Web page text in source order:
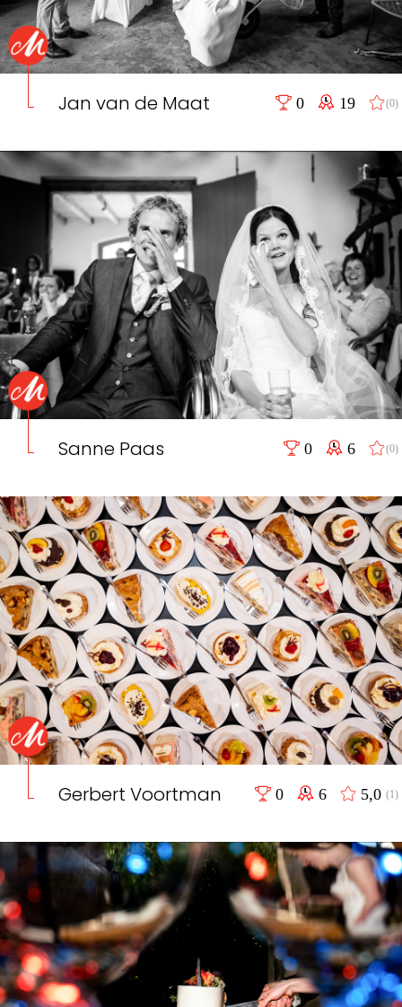
Jan van de Maat 0 19 (0)
Sanne Paas 0 6 (0)
Gerbert Voortman 0 6 5,0(1)